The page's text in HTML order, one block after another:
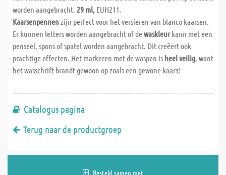
worden aangebracht. 29 ml, EUH211.
Kaarsenpennenzijn perfect voor het versieren van blanco kaarsen.
Er kunnen letters worden aangebracht of dewaskleurkann met een
penseel, spons of spatel worden aangebracht. Dit creëert ook
prachtige effecten. Het markeren met de waspen is heel veilig, want
het wasschrift brandt gewoon op zoals een gewone kaars!
Catalogus pagina
Terug naar de productgroep
Besteld samen met